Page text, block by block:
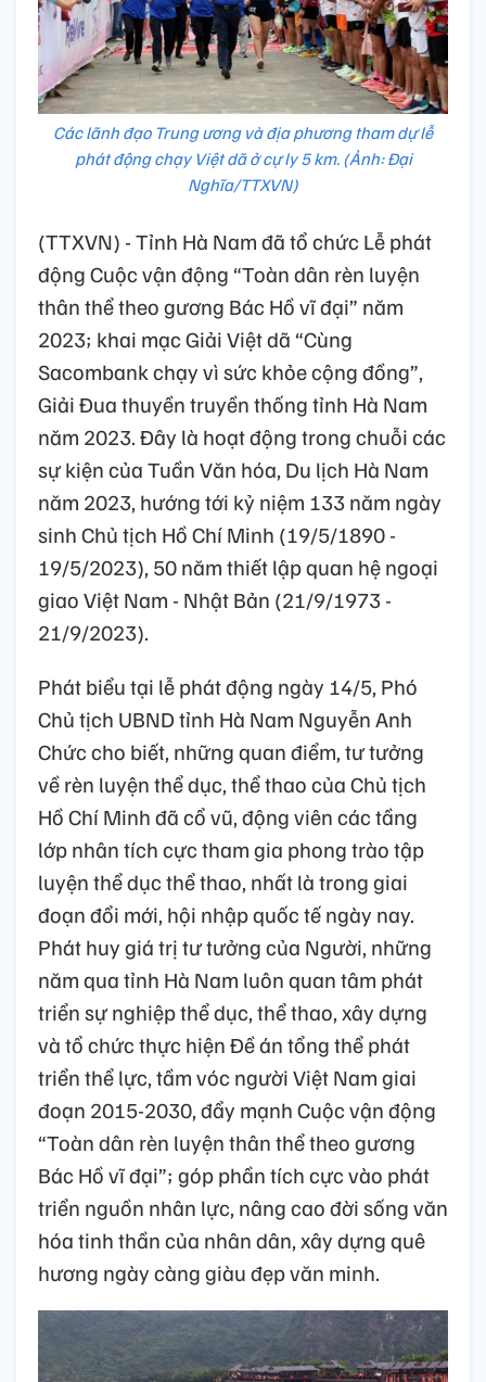
Các lãnh đạo Trung ương và địa phương tham dự lễ
phát động chạy Việt dã ở cự ly 5 km. (Ảnh: Đại
Nghĩa/TTXVN)
(TTXVN) - Tỉnh Hà Nam đã tổ chức Lễ phát
động Cuộc vận động “Toàn dân rèn luyện
thân thể theo gương Bác Hồ vĩ đại” năm
2023; khai mạc Giải Việt dã “Cùng
Sacombank chạy vì sức khỏe cộng đồng”,
Giải Đua thuyền truyền thống tỉnh Hà Nam
năm 2023. Đây là hoạt động trong chuỗi các
sự kiện của Tuần Văn hóa, Du lịch Hà Nam
năm 2023, hướng tới kỷ niệm 133 năm ngày
sinh Chủ tịch Hồ Chí Minh (19/5/1890 -
19/5/2023), 50 năm thiết lập quan hệ ngoại
giao Việt Nam - Nhật Bản (21/9/1973 -
21/9/2023).
Phát biểu tại lễ phát động ngày 14/5, Phó
Chủ tịch UBND tỉnh Hà Nam Nguyễn Anh
Chức cho biết, những quan điểm, tư tưởng
về rèn luyện thể dục, thể thao của Chủ tịch
Hồ Chí Minh đã cổ vũ, động viên các tầng
lớp nhân tích cực tham gia phong trào tập
luyện thể dục thể thao, nhất là trong giai
đoạn đổi mới, hội nhập quốc tế ngày nay.
Phát huy giá trị tư tưởng của Người, những
năm qua tỉnh Hà Nam luôn quan tâm phát
triển sự nghiệp thể dục, thể thao, xây dựng
và tổ chức thực hiện Đề án tổng thể phát
triển thể lực, tầm vóc người Việt Nam giai
đoạn 2015-2030, đẩy mạnh Cuộc vận động
“Toàn dân rèn luyện thân thể theo gương
Bác Hồ vĩ đại”; góp phần tích cực vào phát
triển nguồn nhân lực, nâng cao đời sống văn
hóa tinh thần của nhân dân, xây dựng quê
hương ngày càng giàu đẹp văn minh.